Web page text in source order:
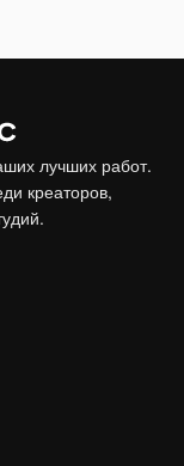
лучших работ.
креаторов,